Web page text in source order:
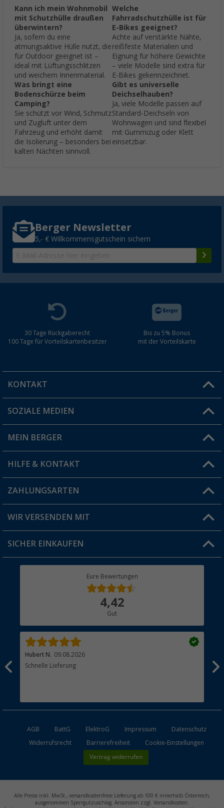
Kann ich mein Wohnmobil
mit Schutzhülle draußen
überwintern?
Ja, sofern du eine
atmungsaktive Hülle nutzt, die
für Outdoor geeignet ist –
ideal mit Lüftungsschlitzen
und weichem Innenmaterial.
Welche
Fahrradschutzhülle ist für
E-Bikes geeignet?
Achte auf verstärkte Nähte,
reißfeste Materialien und
Eignung für höhere Gewichte
– viele Modelle sind extra für
E-Bikes gekennzeichnet.
Was bringt eine
Bodenschürze beim
Camping?
Sie schützt vor Wind, Schmutz
und Zugluft unter dem
Fahrzeug und erhöht damit
die Isolierung – besonders bei
kalten Nächten sinnvoll.
Gibt es universelle
Deichselhauben?
Ja, viele Modelle passen auf
Standard-Deichseln von
Wohnwagen und sind flexibel
mit Gummizug oder Klett
einsetzbar.
Berger Newsletter
5,- € Willkommensgutschein sichern
30 Tage Rückgaberecht
100 Tage für Vorteilskartenbesitzer
Bis zu 5% Bonus
mit der Vorteilskarte
KONTAKT
Du hast eine Frage?
Filiale finden
SOZIALE MEDIEN
MEIN BERGER
Vorteilskarte
Blog
Jobs & Karriere
HILFE & KONTAKT
FAQ & Kontakt
Versandinformationen
Rücksendung
ZAHLUNGSARTEN
WIR VERSENDEN MIT
SICHER EINKAUFEN
Eure Bewertungen
4,42
Gut
Hubert N. 09.08.2026
Schnelle Lieferung
AGB BattG ElektroG Impressum
Datenschutz
Widerrufsrecht
Barrierefreiheit Cookie-Einstellungen
Vertrag widerrufen
Alle Preise inkl. MwSt., versandkostenfreie Lieferung ab 100 € innerhalb Österreich,
ausgenommen Sperrgutzuschlag. Ansonsten zzgl. Versandkosten.